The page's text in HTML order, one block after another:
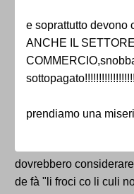
e soprattutto devono
ANCHE IL
prendiamo una
dovrebbero
de fà "li froci co li culi